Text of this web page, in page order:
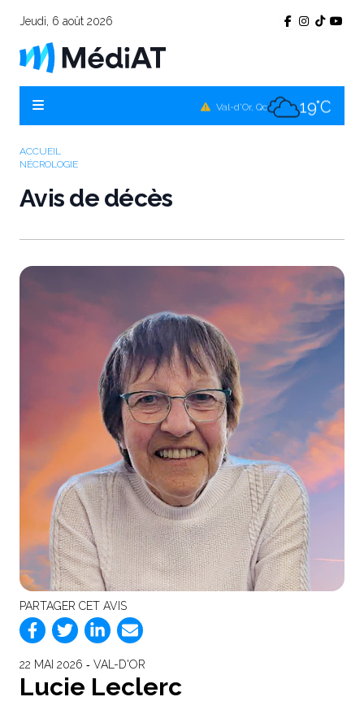
Jeudi, 6 août 2026
Val-d'Or, Qc 19°C
ACCUEIL
NÉCROLOGIE
Avis de décès
PARTAGER CET AVIS
22 MAI 2026 ‐ VAL-D'OR
Lucie Leclerc